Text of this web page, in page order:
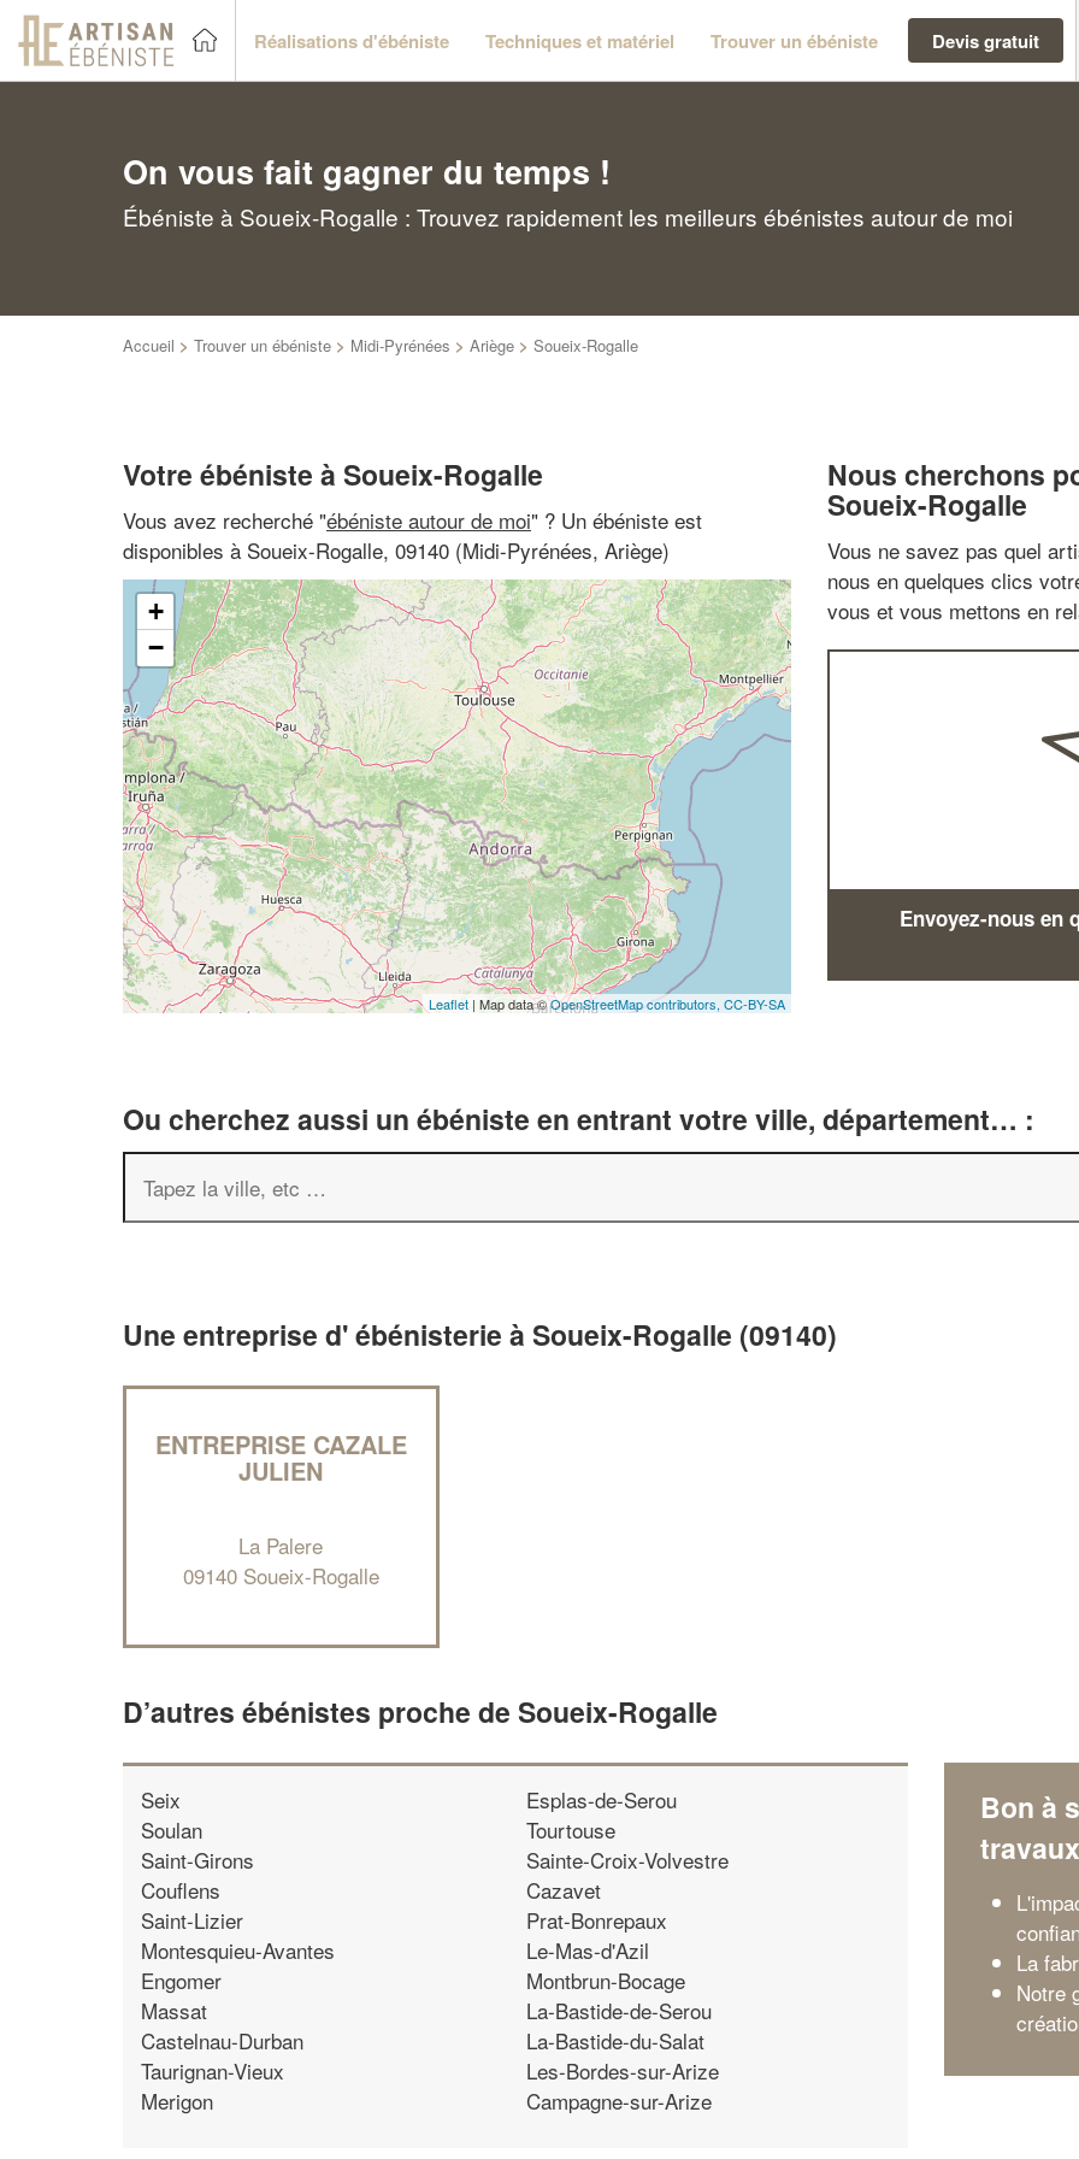
Réalisations d'ébéniste Techniques et matériel Trouver un ébéniste Devis gratuit
On vous fait gagner du temps !
Ébéniste à Soueix-Rogalle : Trouvez rapidement les meilleurs ébénistes autour de moi
Accueil > Trouver un ébéniste > Midi-Pyrénées > Ariège > Soueix-Rogalle
Votre ébéniste à Soueix-Rogalle
Vous avez recherché "ébéniste autour de moi" ? Un ébéniste est
disponibles à Soueix-Rogalle, 09140 (Midi-Pyrénées, Ariège)
+
−
Leaflet | Map data ©OpenStreetMap contributors, CC-BY-SA
Nous cherchons
Soueix-Rogalle
Vous ne savez pas quel
nous en quelques clics
vous et vous mettons en
Envoyez-nous en
Ou cherchez aussi un ébéniste en entrant votre ville, département… :
Une entreprise d' ébénisterie à Soueix-Rogalle (09140)
ENTREPRISE CAZALE
JULIEN
La Palere
09140 Soueix-Rogalle
D’autres ébénistes proche de Soueix-Rogalle
Seix
Soulan
Saint-Girons
Couflens
Saint-Lizier
Montesquieu-Avantes
Engomer
Massat
Castelnau-Durban
Taurignan-Vieux
Merigon
Esplas-de-Serou
Tourtouse
Sainte-Croix-Volvestre
Cazavet
Prat-Bonrepaux
Le-Mas-d'Azil
Montbrun-Bocage
La-Bastide-de-Serou
La-Bastide-du-Salat
Les-Bordes-sur-Arize
Campagne-sur-Arize
Bon à
travaux
La
Notre